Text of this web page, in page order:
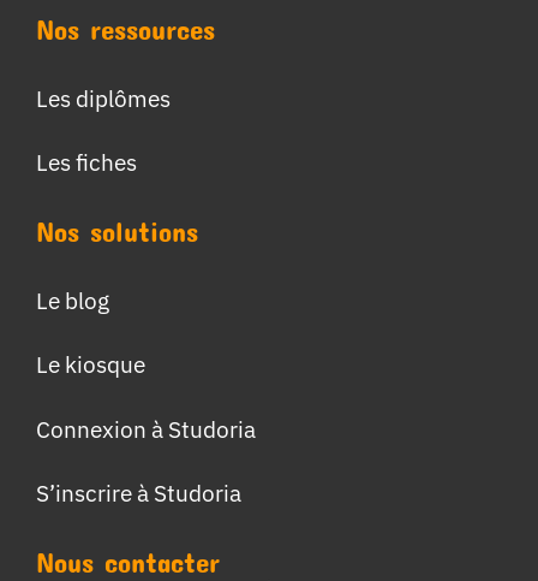
Nos ressources
Les diplômes
Les fiches
Nos solutions
Le blog
Le kiosque
Connexion à Studoria
S’inscrire à Studoria
Nous contacter